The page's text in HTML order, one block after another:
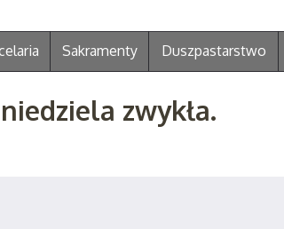
Sakramenty Duszpastarstwo
zwykła.